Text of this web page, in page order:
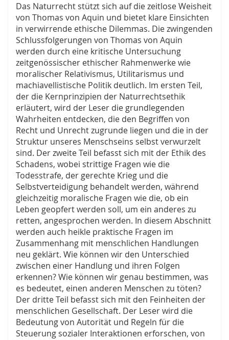
Das Naturrecht stützt sich auf die zeitlose Weisheit
von Thomas von Aquin und bietet klare Einsichten
in verwirrende ethische Dilemmas. Die zwingenden
Schlussfolgerungen von Thomas von Aquin
werden durch eine kritische Untersuchung
zeitgenössischer ethischer Rahmenwerke wie
moralischer Relativismus, Utilitarismus und
machiavellistische Politik deutlich. Im ersten Teil,
der die Kernprinzipien der Naturrechtsethik
erläutert, wird der Leser die grundlegenden
Wahrheiten entdecken, die den Begriffen von
Recht und Unrecht zugrunde liegen und die in der
Struktur unseres Menschseins selbst verwurzelt
sind. Der zweite Teil befasst sich mit der Ethik des
Schadens, wobei strittige Fragen wie die
Todesstrafe, der gerechte Krieg und die
Selbstverteidigung behandelt werden, während
gleichzeitig moralische Fragen wie die, ob ein
Leben geopfert werden soll, um ein anderes zu
retten, angesprochen werden. In diesem Abschnitt
werden auch heikle praktische Fragen im
Zusammenhang mit menschlichen Handlungen
neu geklärt. Wie können wir den Unterschied
zwischen einer Handlung und ihren Folgen
erkennen? Wie können wir genau bestimmen, was
es bedeutet, einen anderen Menschen zu töten?
Der dritte Teil befasst sich mit den Feinheiten der
menschlichen Gesellschaft. Der Leser wird die
Bedeutung von Autorität und Regeln für die
Steuerung sozialer Interaktionen erforschen, von